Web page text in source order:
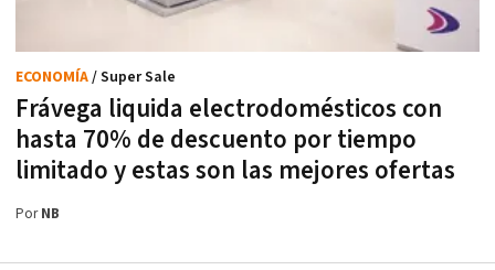
Frávega liquida electrodomésticos con
hasta 70% de descuento por tiempo
limitado y estas son las mejores ofertas
ECONOMÍA/ Super Sale
PorNB